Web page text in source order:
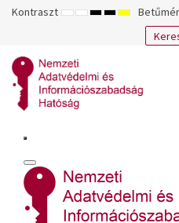
Kontraszt ALAPÉRTELMEZETT
ÉJSZAKAI
NAGY
KONTRASZTÚ
NAGY
KONTRASZTÚ
NAGY
SÁRGA
FEKETE